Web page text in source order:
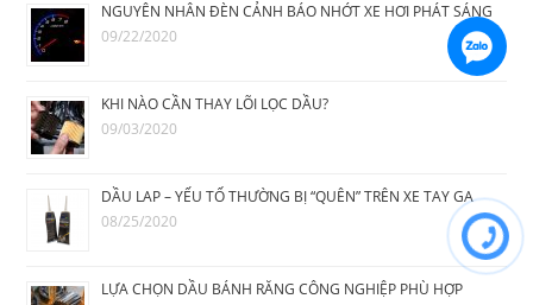
NGUYÊN NHÂN ĐÈN CẢNH BÁO NHỚT XE HƠI PHÁT SÁNG
09/22/2020
KHI NÀO CẦN THAY LÕI LỌC DẦU?
09/03/2020
DẦU LAP – YẾU TỐ THƯỜNG BỊ “QUÊN” TRÊN XE TAY GA
08/25/2020
LỰA CHỌN DẦU BÁNH RĂNG CÔNG NGHIỆP PHÙ HỢP